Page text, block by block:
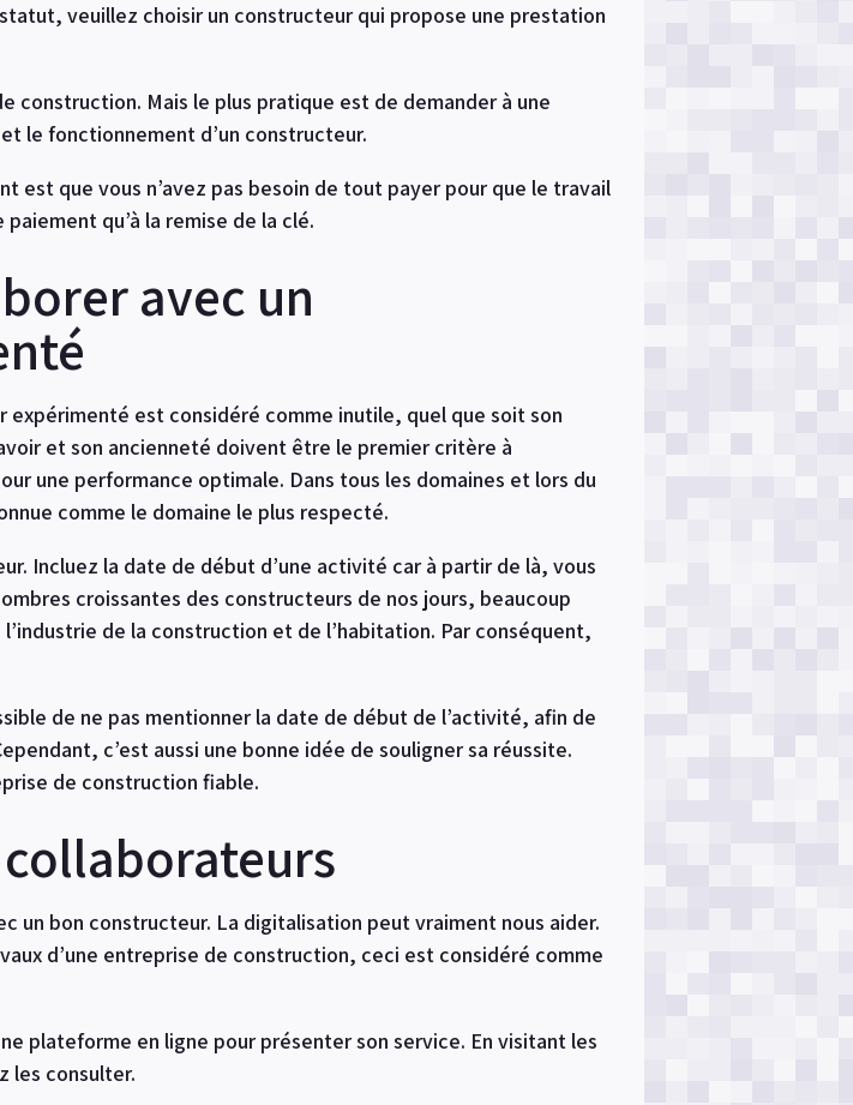
veuillez choisir un constructeur qui propose une prestation
construction. Mais le plus pratique est de demander à une
le fonctionnement d’un constructeur.
est que vous n’avez pas besoin de tout payer pour que le travail
qu’à la remise de la clé.
avec un
expérimenté est considéré comme inutile, quel que soit son
et son ancienneté doivent être le premier critère à
une performance optimale. Dans tous les domaines et lors du
comme le domaine le plus respecté.
Incluez la date de début d’une activité car à partir de là, vous
croissantes des constructeurs de nos jours, beaucoup
de la construction et de l’habitation. Par conséquent,
de ne pas mentionner la date de début de l’activité, afin de
c’est aussi une bonne idée de souligner sa réussite.
de construction fiable.
un bon constructeur. La digitalisation peut vraiment nous aider.
d’une entreprise de construction, ceci est considéré comme
plateforme en ligne pour présenter son service. En visitant les
les consulter.